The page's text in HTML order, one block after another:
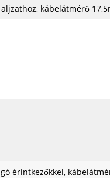
kábelátmérő
érintkezőkkel,